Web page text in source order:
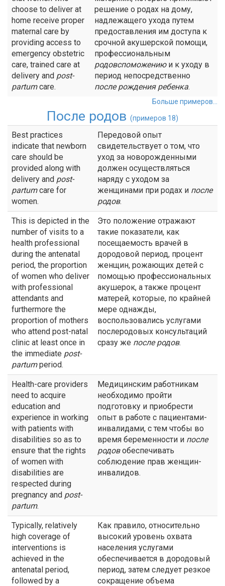
choose to deliver at
home receive proper
maternal care by
providing access to
emergency obstetric
care, trained care at
delivery and post-
partumcare.
решение о родах на дому,
надлежащего ухода путем
предоставления им доступа к
срочной акушерской помощи,
профессиональным
родовспоможениюи к уходу в
период непосредственно
после рождения ребенка.
Больше примеров...
После родов (примеров 18)
Best practices
indicate that newborn
care should be
provided along with
delivery and post-
partumcare for
women.
Передовой опыт
свидетельствует о том, что
уход за новорожденными
должен осуществляться
наряду с уходом за
женщинами при родах и после
родов.
This is depicted in the
number of visits to a
health professional
during the antenatal
period, the proportion
of women who deliver
with professional
attendants and
furthermore the
proportion of mothers
who attend post-natal
clinic at least once in
the immediate post-
partumperiod.
Это положение отражают
такие показатели, как
посещаемость врачей в
дородовой период, процент
женщин, рожающих детей с
помощью профессиональных
акушерок, а также процент
матерей, которые, по крайней
мере однажды,
воспользовались услугами
послеродовых консультаций
сразу же после родов.
Health-care providers
need to acquire
education and
experience in working
with patients with
disabilities so as to
ensure that the rights
of women with
disabilities are
respected during
pregnancy and post-
partum.
Медицинским работникам
необходимо пройти
подготовку и приобрести
опыт в работе с пациентами-
инвалидами, с тем чтобы во
время беременности и после
родовобеспечивать
соблюдение прав женщин-
инвалидов.
Typically, relatively
high coverage of
interventions is
achieved in the
antenatal period,
followed by a
Как правило, относительно
высокий уровень охвата
населения услугами
обеспечивается в дородовый
период, затем следует резкое
сокращение объема